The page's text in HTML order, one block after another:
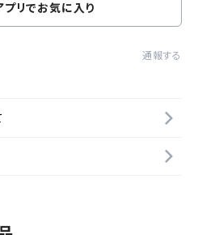
プリでお気に入り
通報する